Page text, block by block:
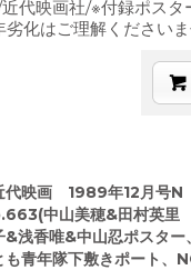
代映画社/※付録ポス
化はご理解くださいま
代映画 1989年12月号N
中山美穂&田村英里
&浅香唯&中山忍ポスタ
も青年隊下敷きポート